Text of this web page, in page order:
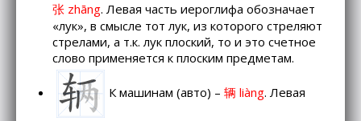
张 zhāng. Левая часть иероглифа обозначает
«лук», в смысле тот лук, из которого стреляют
стрелами, а т.к. лук плоский, то и это счетное
слово применяется к плоским предметам.
К машинам (авто) –辆 liàng. Левая